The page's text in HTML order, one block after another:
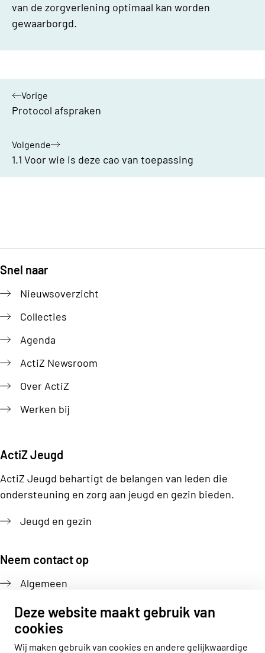
Deze website maakt gebruik van
cookies
Wij maken gebruik van cookies en andere gelijkwaardige
van de zorgverlening optimaal kan worden
gewaarborgd.
Vorige
Protocol afspraken
Volgendehoofdstuk:
1.1 Voor wie is deze cao van toepassing
Snel naar
Nieuwsoverzicht
Collecties
Agenda
ActiZ Newsroom
Over ActiZ
Werken bij
ActiZ Jeugd
ActiZ Jeugd behartigt de belangen van leden die
ondersteuning en zorg aan jeugd en gezin bieden.
Jeugd en gezin
Neem contact op
Algemeen
Pers
Volg ons